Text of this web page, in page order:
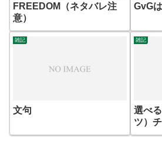
FREEDOM（ネタバレ注
意）
GvG
雑記
文句
雑記
選べ
ツ）